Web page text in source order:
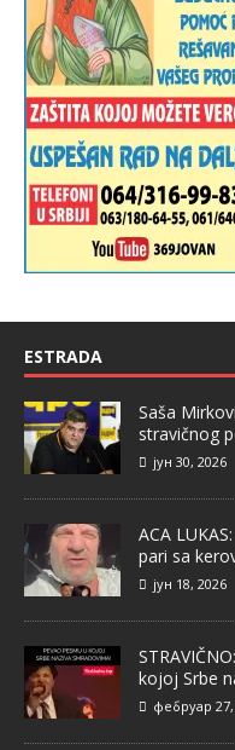
ESTRADA
Saša
stravičnog
јун 30, 2026
ACA
pari sa
јун 18, 2026
kojoj Srbe
фебруар 27,